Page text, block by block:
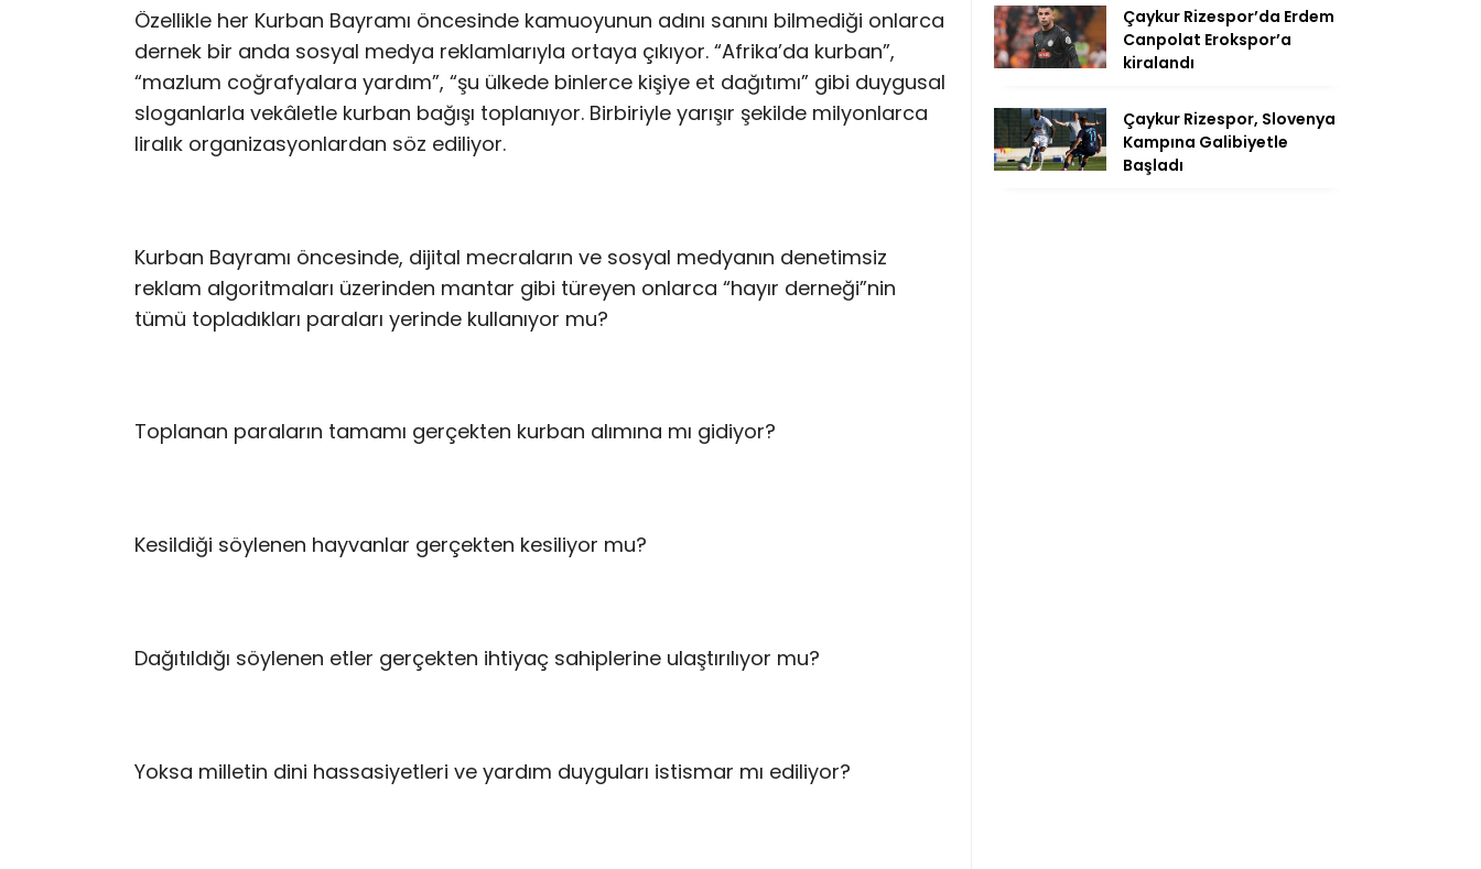
Özellikle her Kurban Bayramı öncesinde kamuoyunun adını sanını bilmediği onlarca
dernek bir anda sosyal medya reklamlarıyla ortaya çıkıyor. “Afrika’da kurban”,
“mazlum coğrafyalara yardım”, “şu ülkede binlerce kişiye et dağıtımı” gibi duygusal
sloganlarla vekâletle kurban bağışı toplanıyor. Birbiriyle yarışır şekilde milyonlarca
liralık organizasyonlardan söz ediliyor.
Kurban Bayramı öncesinde, dijital mecraların ve sosyal medyanın denetimsiz
reklam algoritmaları üzerinden mantar gibi türeyen onlarca “hayır derneği”nin
tümü topladıkları paraları yerinde kullanıyor mu?
Toplanan paraların tamamı gerçekten kurban alımına mı gidiyor?
Kesildiği söylenen hayvanlar gerçekten kesiliyor mu?
Dağıtıldığı söylenen etler gerçekten ihtiyaç sahiplerine ulaştırılıyor mu?
Yoksa milletin dini hassasiyetleri ve yardım duyguları istismar mı ediliyor?
Çaykur Rizespor’da Erdem
Canpolat Erokspor’a
kiralandı
Çaykur Rizespor, Slovenya
Kampına Galibiyetle
Başladı